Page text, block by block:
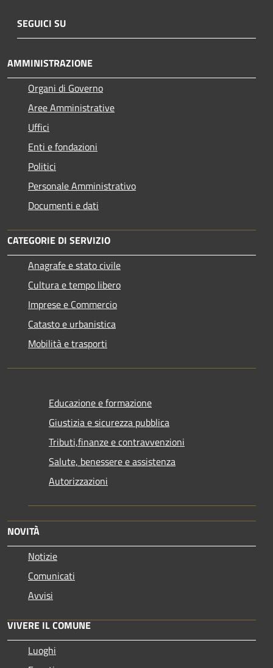
SEGUICI SU
AMMINISTRAZIONE
Organi di Governo
Aree Amministrative
Uffici
Enti e fondazioni
Politici
Personale Amministrativo
Documenti e dati
CATEGORIE DI SERVIZIO
Anagrafe e stato civile
Cultura e tempo libero
Imprese e Commercio
Catasto e urbanistica
Mobilità e trasporti
Educazione e formazione
Giustizia e sicurezza pubblica
Tributi,finanze e contravvenzioni
Salute, benessere e assistenza
Autorizzazioni
NOVITÀ
Notizie
Comunicati
Avvisi
VIVERE IL COMUNE
Luoghi